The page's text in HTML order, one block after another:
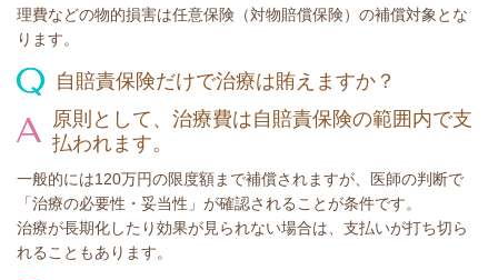
理費などの物的損害は任意保険（対物賠償保険）の補償対象とな
ります。
自賠責保険だけで治療は賄えますか？
原則として、治療費は自賠責保険の範囲内で支
払われます。
一般的には120万円の限度額まで補償されますが、医師の判断で
「治療の必要性・妥当性」が確認されることが条件です。
治療が長期化したり効果が見られない場合は、支払いが打ち切ら
れることもあります。